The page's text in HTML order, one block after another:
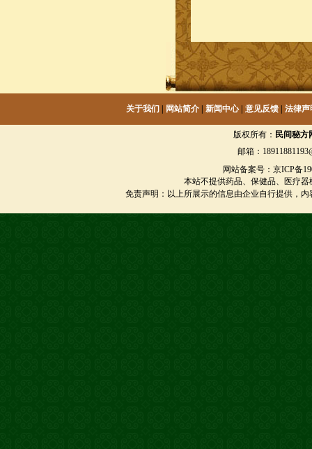
关于我们 网站简介 新闻中心| 意见反馈 法律声
版权所有： 民间秘方
邮箱：
网站备案号：京ICP备
本站不提供药品、保健品、医疗
免责声明：以上所展示的信息由企业自行提供，